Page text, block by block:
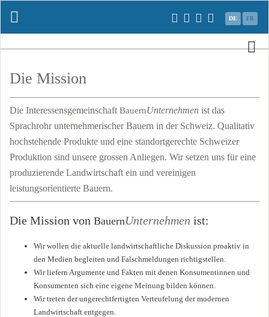
DE FR
Die Mission
Die InteressensgemeinschaftBauernUnternehmen ist das
Sprachrohr unternehmerischer Bauern in der Schweiz. Qualitativ
hochstehende Produkte und eine standortgerechte Schweizer
Produktion sind unsere grossen Anliegen. Wir setzen uns für eine
produzierende Landwirtschaft ein und vereinigen
leistungsorientierte Bauern.
Die Mission von BauernUnternehmen ist:
Wir wollen die aktuelle landwirtschaftliche Diskussion proaktiv in
den Medien begleiten und Falschmeldungen richtigstellen.
Wir liefern Argumente und Fakten mit denen Konsumentinnen und
Konsumenten sich eine eigene Meinung bilden können.
Wir treten der ungerechtfertigten Verteufelung der modernen
Landwirtschaft entgegen.